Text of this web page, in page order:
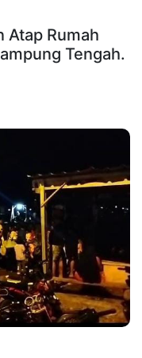
Atap Rumah
Tengah.